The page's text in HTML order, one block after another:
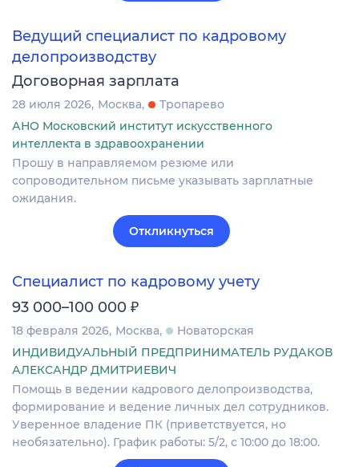
Ведущий специалист по кадровому
делопроизводству
Договорная зарплата
28 июля 2026 Москва
Тропарево
АНО Московский институт искусственного
интеллекта в здравоохранении
Прошу в направляемом резюме или
сопроводительном письме указывать зарплатные
ожидания.
Откликнуться
Специалист по кадровому учету
93 000–100 000 ₽
18 февраля 2026 Москва
Новаторская
ИНДИВИДУАЛЬНЫЙ ПРЕДПРИНИМАТЕЛЬ РУДАКОВ
АЛЕКСАНДР ДМИТРИЕВИЧ
Помощь в ведении кадрового делопроизводства,
формирование и ведение личных дел сотрудников.
Уверенное владение ПК (приветствуется, но
необязательно). График работы: 5/2, с 10:00 до 18:00.